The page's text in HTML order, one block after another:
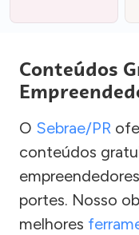
Conteúdos
O Sebrae/PR
conteúdos
portes. Nosso
melhores